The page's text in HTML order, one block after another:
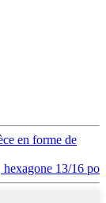
en forme de
13/16 po